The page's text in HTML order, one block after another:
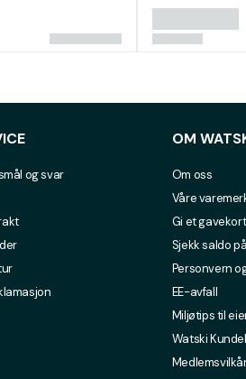
og svar
OM
Om oss
Våre
Gi et gavekort
Sjekk saldo
Personvern
EE-avfall
Miljøtips til
Watski